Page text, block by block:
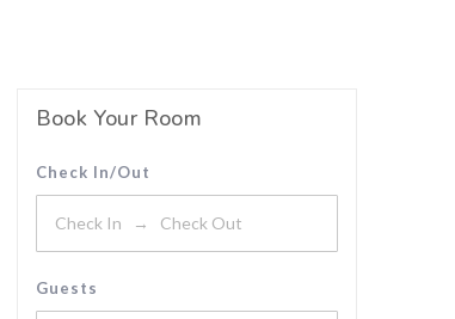
Book Your Room
Check In/Out
Guests